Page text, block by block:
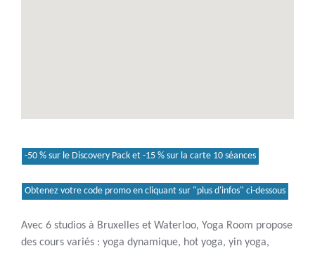
-50 % sur le Discovery Pack et -15 % sur la carte 10 séances
Obtenez votre code promo en cliquant sur "plus d'infos" ci-dessous
Avec 6 studios à Bruxelles et Waterloo, Yoga Room propose
des cours variés : yoga dynamique, hot yoga, yin yoga,